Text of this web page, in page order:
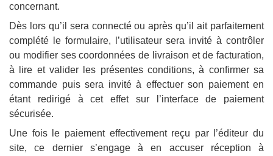
concernant.
Dès lors qu’il sera connecté ou après qu’il ait parfaitement
complété le formulaire, l’utilisateur sera invité à contrôler
ou modifier ses coordonnées de livraison et de facturation,
à lire et valider les présentes conditions, à confirmer sa
commande puis sera invité à effectuer son paiement en
étant redirigé à cet effet sur l’interface de paiement
sécurisée.
Une fois le paiement effectivement reçu par l’éditeur du
site, ce dernier s’engage à en accuser réception à